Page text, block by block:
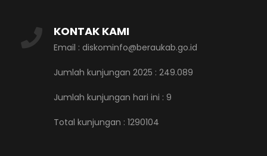
KONTAK KAMI
Email : diskominfo@beraukab.go.id
Jumlah kunjungan 2025 : 249.089
Jumlah kunjungan hari ini : 9
Total kunjungan : 1290104